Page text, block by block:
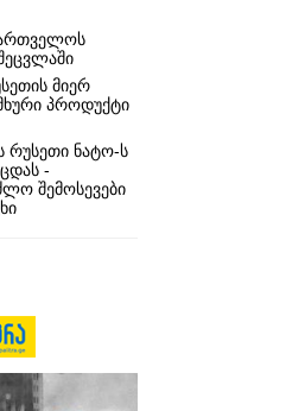
მიერ
პროდუქტი
ნატო-ს
-
შემოსევები